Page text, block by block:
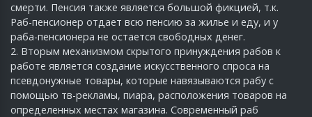
смерти. Пенсия также является большой фикцией, т.к.
Раб-пенсионер отдает всю пенсию за жилье и еду, и у
раба-пенсионера не остается свободных денег.
2. Вторым механизмом скрытого принуждения рабов к
работе является создание искусственного спроса на
псевдонужные товары, которые навязываются рабу с
помощью тв-рекламы, пиара, расположения товаров на
определенных местах магазина. Современный раб